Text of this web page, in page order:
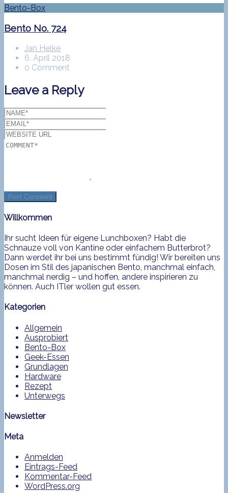
Bento-Box
Bento No. 724
Jan Helke
6. April 2018
0 Comment
Leave a Reply
Willkommen
Ihr sucht Ideen für eigene Lunchboxen? Habt die
Schnauze voll von Kantine oder einfachem Butterbrot?
Dann werdet ihr bei uns bestimmt fündig! Wir bereiten uns
Dosen im Stil des japanischen Bento, manchmal einfach,
manchmal nerdig – und hoffen, andere inspirieren zu
können. Auch ITler wollen gut essen.
Kategorien
Allgemein
Ausprobiert
Bento-Box
Geek-Essen
Grundlagen
Hardware
Rezept
Unterwegs
Newsletter
Meta
Anmelden
Eintrags-Feed
Kommentar-Feed
WordPress.org